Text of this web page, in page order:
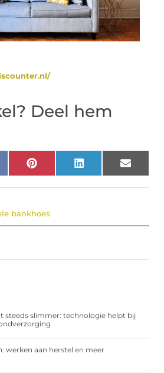
Deel hem
Pinterest LinkedIn Email
bankhoes
steeds slimmer: technologie helpt bij
werken aan herstel en meer